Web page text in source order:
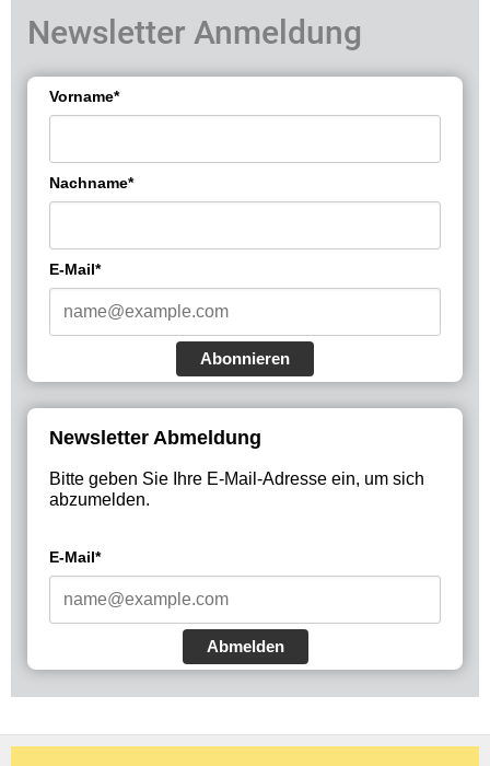
Newsletter Anmeldung
Vorname*
Nachname*
E-Mail*
Abonnieren
Newsletter Abmeldung
Bitte geben Sie Ihre E-Mail-Adresse ein, um sich
abzumelden.
E-Mail*
Abmelden